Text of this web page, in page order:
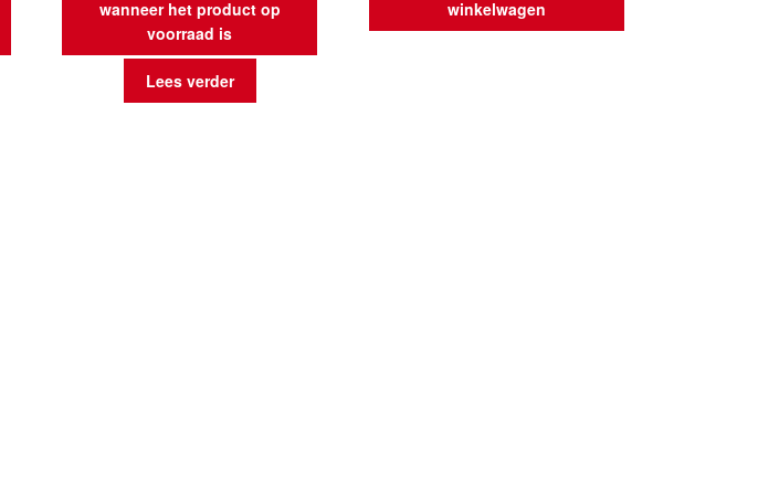
wanneer het product op
voorraad is
Lees verder
winkelwagen